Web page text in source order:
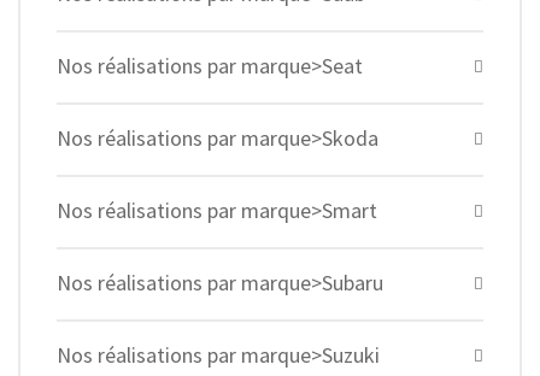
Nos réalisations par marque>Seat
Nos réalisations par marque>Skoda
Nos réalisations par marque>Smart
Nos réalisations par marque>Subaru
Nos réalisations par marque>Suzuki